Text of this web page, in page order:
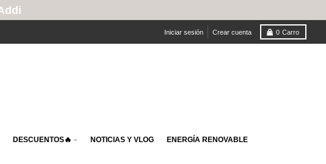
Iniciar sesión Crear cuenta 0 Carro
DESCUENTOS🔥 NOTICIAS Y VLOG ENERGÍA RENOVABLE